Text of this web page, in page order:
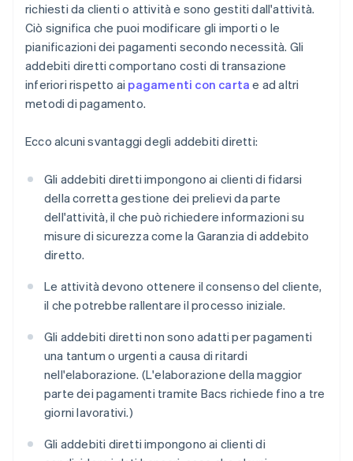
richiesti da clienti o attività e sono gestiti dall'attività.
Ciò significa che puoi modificare gli importi o le
pianificazioni dei pagamenti secondo necessità. Gli
addebiti diretti comportano costi di transazione
inferiori rispetto ai pagamenti con carta e ad altri
metodi di pagamento.
Ecco alcuni svantaggi degli addebiti diretti:
Gli addebiti diretti impongono ai clienti di fidarsi
della corretta gestione dei prelievi da parte
dell'attività, il che può richiedere informazioni su
misure di sicurezza come la Garanzia di addebito
diretto.
Le attività devono ottenere il consenso del cliente,
il che potrebbe rallentare il processo iniziale.
Gli addebiti diretti non sono adatti per pagamenti
una tantum o urgenti a causa di ritardi
nell'elaborazione. (L'elaborazione della maggior
parte dei pagamenti tramite Bacs richiede fino a tre
giorni lavorativi.)
Gli addebiti diretti impongono ai clienti di